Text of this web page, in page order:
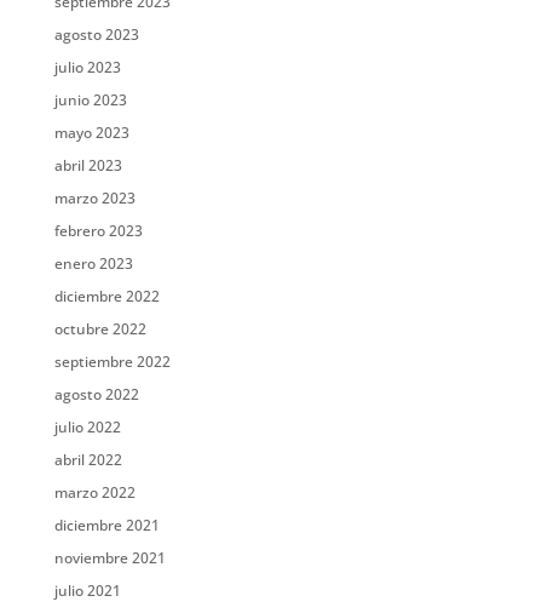
agosto 2023
julio 2023
junio 2023
mayo 2023
abril 2023
marzo 2023
febrero 2023
enero 2023
diciembre 2022
octubre 2022
septiembre 2022
agosto 2022
julio 2022
abril 2022
marzo 2022
diciembre 2021
noviembre 2021
julio 2021